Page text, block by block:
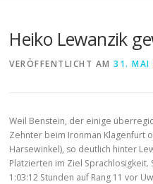
Heiko Lewanzik
VERÖFFENTLICHT AM31. MAI
Weil Benstein, der einige
Zehnter beim Ironman Klagenfurt
Harsewinkel), so deutlich hinter
Platzierten im Ziel
1:03:12 Stunden auf Rang 11 vor